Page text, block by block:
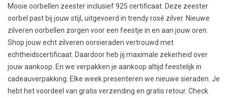
Mooie oorbellen zeester inclusief 925 certificaat. Deze zeester
oorbel past bij jouw stijl, uitgevoerd in trendy rosé zilver. Nieuwe
zilveren oorbellen zorgen voor een feestje in en aan jouw oren.
Shop jouw echt zilveren oorsieraden vertrouwd met
echtheidscertificaat. Daardoor heb jij maximale zekerheid over
jouw aankoop. En we verpakken je aankoop altijd feestelijk in
cadeauverpakking. Elke week presenteren we nieuwe sieraden. Je
hebt het voordeel van gratis verzending en gratis retour. Check